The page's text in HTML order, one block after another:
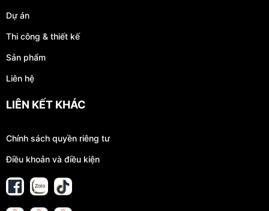
Dự án
Thi công & thiết kế
Sản phẩm
Liên hệ
LIÊN KẾT KHÁC
Chính sách quyền riêng tư
Điều khoản và điều kiện